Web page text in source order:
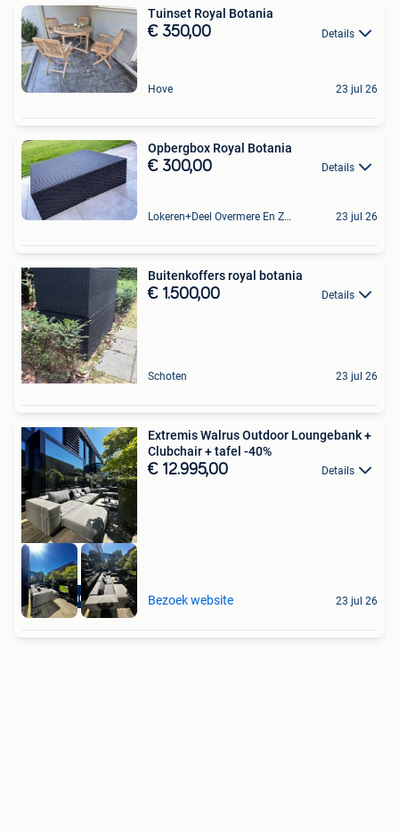
Tuinset Royal Botania
€ 350,00 Details
Hove 23 jul 26
Opbergbox Royal Botania
€ 300,00 Details
Lokeren+Deel Overmere En Zele 23 jul 26
Buitenkoffers royal botania
€ 1.500,00 Details
Schoten 23 jul 26
High-end Outlet
Extremis Walrus Outdoor Loungebank +
Clubchair + tafel -40%
€ 12.995,00 Details
Bezoek website 23 jul 26